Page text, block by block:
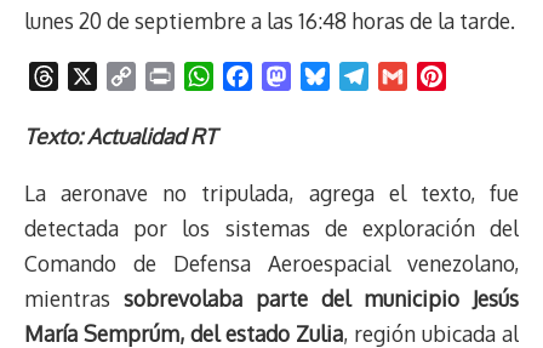
lunes 20 de septiembre a las 16:48 horas de la tarde.
r
a
d
p
L
i
n
k
i
t
W
a
s
p
b
o
M
o
d
n
s
k
g
r
a
m
e
r
s
t
Texto: Actualidad RT
La aeronave no tripulada, agrega el texto, fue
detectada por los sistemas de exploración del
Comando de Defensa Aeroespacial venezolano,
mientras sobrevolaba parte del municipio Jesús
María Semprúm, del estado Zulia, región ubicada al